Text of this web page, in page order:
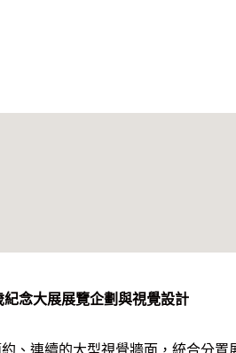
念大展展覽企劃與視覺設計